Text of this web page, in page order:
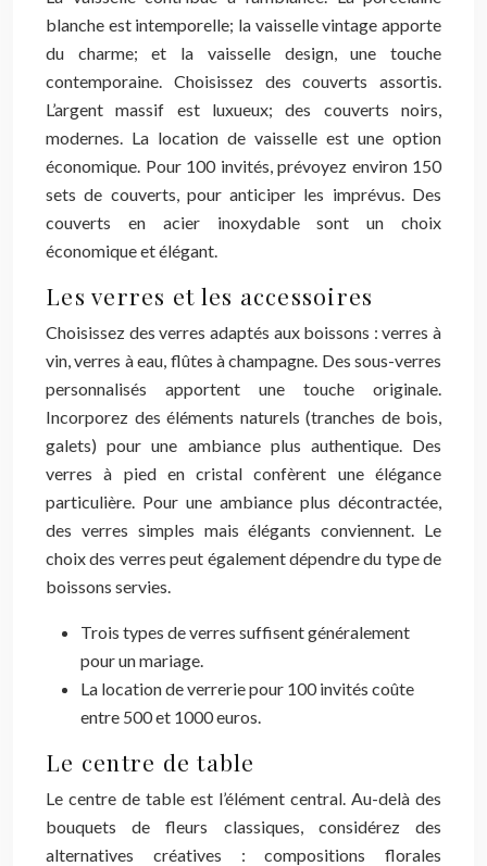
blanche est intemporelle; la vaisselle vintage apporte
du charme; et la vaisselle design, une touche
contemporaine. Choisissez des couverts assortis.
L’argent massif est luxueux; des couverts noirs,
modernes. La location de vaisselle est une option
économique. Pour 100 invités, prévoyez environ 150
sets de couverts, pour anticiper les imprévus. Des
couverts en acier inoxydable sont un choix
économique et élégant.
Les verres et les accessoires
Choisissez des verres adaptés aux boissons : verres à
vin, verres à eau, flûtes à champagne. Des sous-verres
personnalisés apportent une touche originale.
Incorporez des éléments naturels (tranches de bois,
galets) pour une ambiance plus authentique. Des
verres à pied en cristal confèrent une élégance
particulière. Pour une ambiance plus décontractée,
des verres simples mais élégants conviennent. Le
choix des verres peut également dépendre du type de
boissons servies.
Trois types de verres suffisent généralement
pour un mariage.
La location de verrerie pour 100 invités coûte
entre 500 et 1000 euros.
Le centre de table
Le centre de table est l’élément central. Au-delà des
bouquets de fleurs classiques, considérez des
alternatives créatives : compositions florales